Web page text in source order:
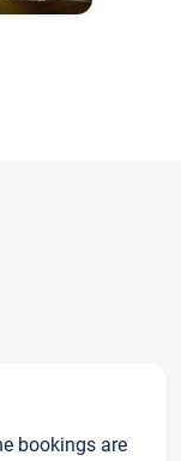
bookings are